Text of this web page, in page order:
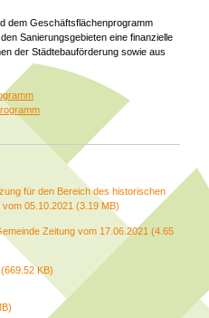
dem Geschäftsflächenprogramm
Sanierungsgebieten eine finanzielle
der Städtebauförderung sowie aus
für den Bereich des historischen
05.10.2021 (3.19 MB)
Zeitung vom 17.06.2021 (4.65
(669.52 KB)